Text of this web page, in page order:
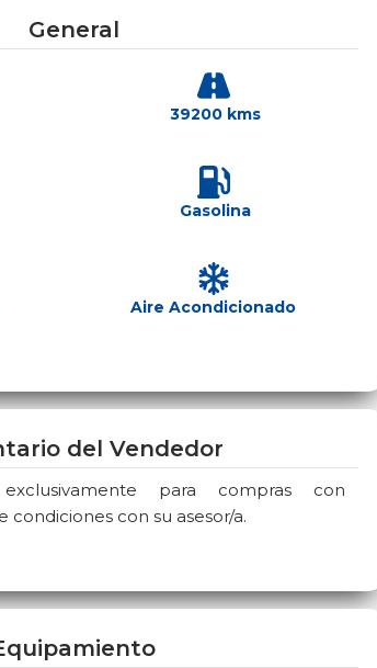
General
39200 kms
Gasolina
Aire Acondicionado
del Vendedor
para compras con
con su asesor/a.